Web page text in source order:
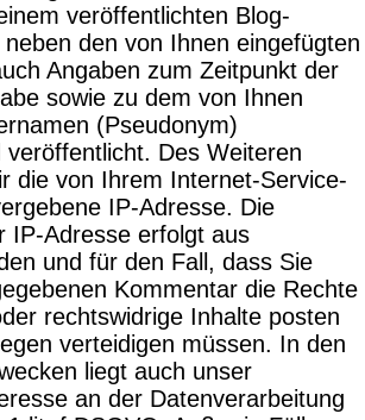
veröffentlichten Blog-
den von Ihnen eingefügten
Angaben zum Zeitpunkt der
sowie zu dem von Ihnen
(Pseudonym)
Des Weiteren
die von Ihrem Internet-Service-
IP-Adresse. Die
IP-Adresse erfolgt aus
und für den Fall, dass Sie
Kommentar die Rechte
rechtswidrige Inhalte posten
verteidigen müssen. In den
liegt auch unser
an der Datenverarbeitung